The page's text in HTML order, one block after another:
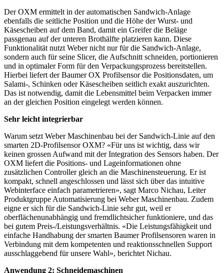
Der OXM ermittelt in der automatischen Sandwich-Anlage
ebenfalls die seitliche Position und die Höhe der Wurst- und
Käsescheiben auf dem Band, damit ein Greifer die Beläge
passgenau auf der unteren Brothälfte platzieren kann. Diese
Funktionalität nutzt Weber nicht nur für die Sandwich-Anlage,
sondern auch für seine Slicer, die Aufschnitt schneiden, portionieren
und in optimaler Form für den Verpackungsprozess bereitstellen.
Hierbei liefert der Baumer OX Profilsensor die Positionsdaten, um
Salami-, Schinken oder Käsescheiben seitlich exakt auszurichten.
Das ist notwendig, damit die Lebensmittel beim Verpacken immer
an der gleichen Position eingelegt werden können.
Sehr leicht integrierbar
Warum setzt Weber Maschinenbau bei der Sandwich-Linie auf den
smarten 2D-Profilsensor OXM? «Für uns ist wichtig, dass wir
keinen grossen Aufwand mit der Integration des Sensors haben. Der
OXM liefert die Positions- und Lageinformationen ohne
zusätzlichen Controller gleich an die Maschinensteuerung. Er ist
kompakt, schnell angeschlossen und lässt sich über das intuitive
Webinterface einfach parametrieren», sagt Marco Nichau, Leiter
Produktgruppe Automatisierung bei Weber Maschinenbau. Zudem
eigne er sich für die Sandwich-Linie sehr gut, weil er
oberflächenunabhängig und fremdlichtsicher funktioniere, und das
bei gutem Preis-/Leistungsverhältnis. «Die Leistungsfähigkeit und
einfache Handhabung der smarten Baumer Profilsensoren waren in
Verbindung mit dem kompetenten und reaktionsschnellen Support
ausschlaggebend für unsere Wahl», berichtet Nichau.
Anwendung 2: Schneidemaschinen